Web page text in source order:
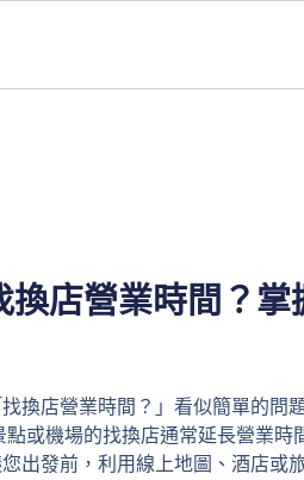
換店營業時間？掌
換店營業時間？」看似簡單的
或機場的找換店通常延長營業
出發前，利用線上地圖、酒店